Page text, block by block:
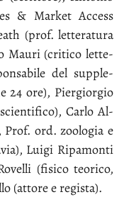
& Mar­ket Ac­cess
(prof. let­te­ra­tu­ra
Mau­ri (cri­ti­co let­te­
del sup­ple­
24 ore), Pier­gior­gio
Car­lo Al­
Prof. ord. zoo­lo­gia e
Lui­gi Ri­pa­mon­ti
(fi­si­co teo­ri­co,
(at­to­re e re­gi­sta).